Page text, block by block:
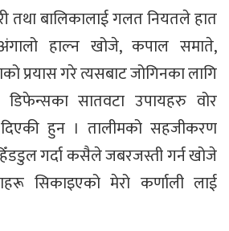
तथा बालिकालाई गलत नियतले हात
हाल्न खोजे, कपाल समाते,
प्रयास गरे त्यसबाट जोगिनका लागि
डिफेन्सका सातवटा उपायहरु वोर
दिएकी हुन । तालीमको सहजीकरण
गर्दा कसैले जबरजस्ती गर्न खोजे
सिकाइएको मेरो कर्णाली लाई